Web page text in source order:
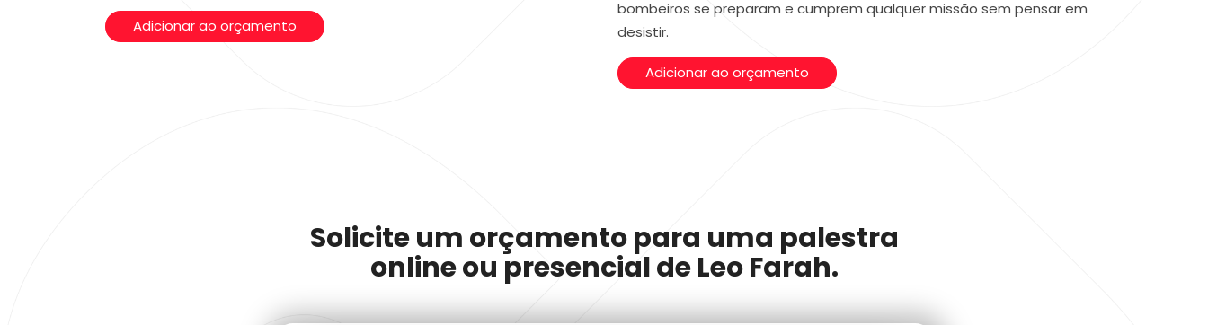
Adicionar ao orçamento
bombeiros se preparam e cumprem qualquer missão sem pensar em
desistir.
Adicionar ao orçamento
Solicite um orçamento para uma palestra
online ou presencial de Leo Farah.